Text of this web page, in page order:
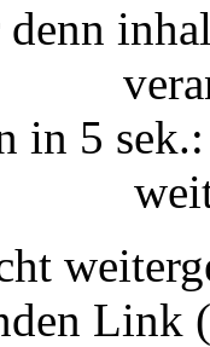
in 5
Link